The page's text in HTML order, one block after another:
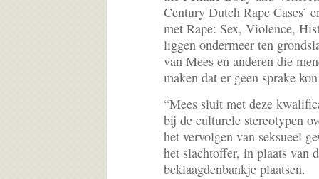
Century Dutch Rape Cases’
met Rape: Sex, Violence,
liggen ondermeer ten
van Mees en anderen die
maken dat er geen sprake
“Mees sluit met deze
bij de culturele stereotypen
het vervolgen van seksueel
het slachtoffer, in plaats van
beklaagdenbankje plaatsen.